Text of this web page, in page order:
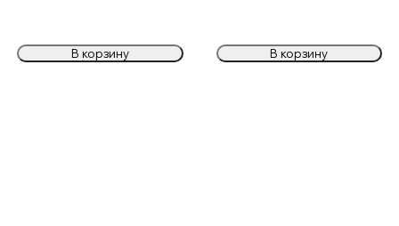
В корзину В корзину